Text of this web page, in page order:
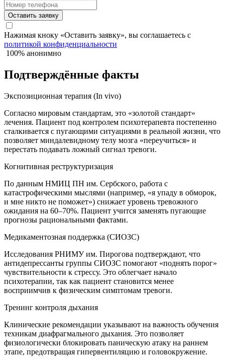
Оставить заявку
Нажимая кноку «Оставить заявку», вы соглашаетесь с
политикой конфиденциальности
100% анонимно
Подтверждённые факты
Экспозиционная терапия (In vivo)
Согласно мировым стандартам, это «золотой стандарт»
лечения. Пациент под контролем психотерапевта постепенно
сталкивается с пугающими ситуациями в реальной жизни, что
позволяет миндалевидному телу мозга «переучиться» и
перестать подавать ложный сигнал тревоги.
Когнитивная реструктуризация
По данным НМИЦ ПН им. Сербского, работа с
катастрофическими мыслями (например, «я упаду в обморок,
и мне никто не поможет») снижает уровень тревожного
ожидания на 60–70%. Пациент учится заменять пугающие
прогнозы рациональными фактами.
Медикаментозная поддержка (СИОЗС)
Исследования РНИМУ им. Пирогова подтверждают, что
антидепрессанты группы СИОЗС помогают «поднять порог»
чувствительности к стрессу. Это облегчает начало
психотерапии, так как пациент становится менее
восприимчив к физическим симптомам тревоги.
Тренинг контроля дыхания
Клинические рекомендации указывают на важность обучения
техникам диафрагмального дыхания. Это позволяет
физиологически блокировать паническую атаку на раннем
этапе, предотвращая гипервентиляцию и головокружение.